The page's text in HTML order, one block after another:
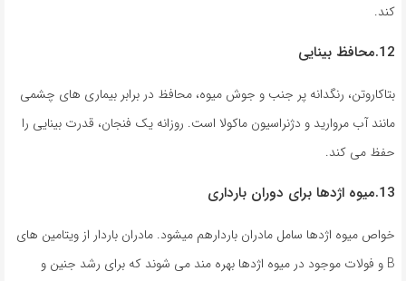
کند.
12.محافظ بینایی
بتاکاروتن، رنگدانه پر جنب و جوش میوه، محافظ در برابر بیماری های چشمی
مانند آب مروارید و دژنراسیون ماکولا است. روزانه یک فنجان، قدرت بینایی را
حفظ می کند.
13.میوه اژدها برای دوران بارداری
خواص میوه اژدها سامل مادران باردارهم میشود. مادران باردار از ویتامین های
B و فولات موجود در میوه اژدها بهره مند می شوند که برای رشد جنین و